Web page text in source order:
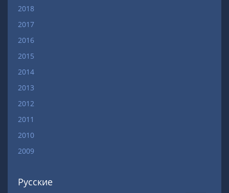
2018
2017
2016
2015
2014
2013
2012
2011
2010
2009
Русские